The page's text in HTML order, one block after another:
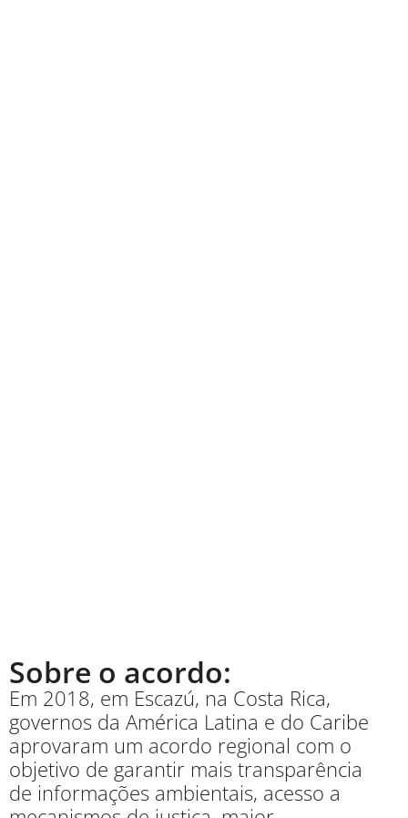
Sobre o acordo:
Em 2018, em Escazú, na Costa Rica,
governos da América Latina e do Caribe
aprovaram um acordo regional com o
objetivo de garantir mais transparência
de informações ambientais, acesso a